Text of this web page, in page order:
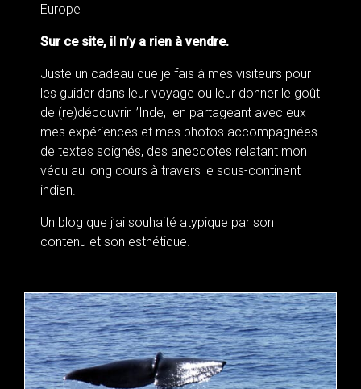
Europe
Sur ce site, il n’y a rien à vendre.
Juste un cadeau que je fais à mes visiteurs pour
les guider dans leur voyage ou leur donner le goût
de (re)découvrir l’Inde, en partageant avec eux
mes expériences et mes photos accompagnées
de textes soignés, des anecdotes relatant mon
vécu au long cours à travers le sous-continent
indien.
Un blog que j’ai souhaité atypique par son
contenu et son esthétique.